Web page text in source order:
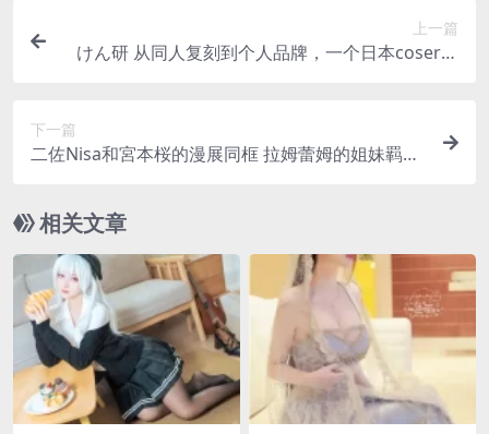
上一篇
けん研 从同人复刻到个人品牌，一个日本coser的
下一篇
二佐Nisa和宮本桜的漫展同框 拉姆蕾姆的姐妹羁
相关文章